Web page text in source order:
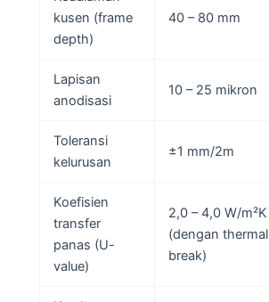
kusen (frame
depth)
40 – 80 mm
Lapisan
anodisasi
10 – 25 mikron
Toleransi
kelurusan
±1 mm/2m
Koefisien
transfer
panas (U-
value)
2,0 – 4,0 W/m²K
(dengan thermal
break)